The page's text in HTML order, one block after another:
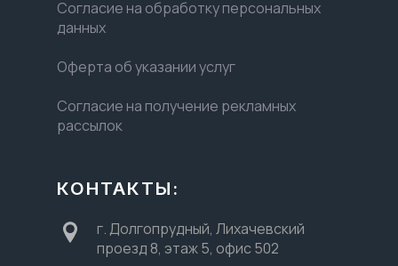
Согласие на обработку персональных
данных
Оферта об указании услуг
Согласие на получение рекламных
рассылок
КОНТАКТЫ:
г. Долгопрудный, Лихачевский
проезд 8, этаж 5, офис 502